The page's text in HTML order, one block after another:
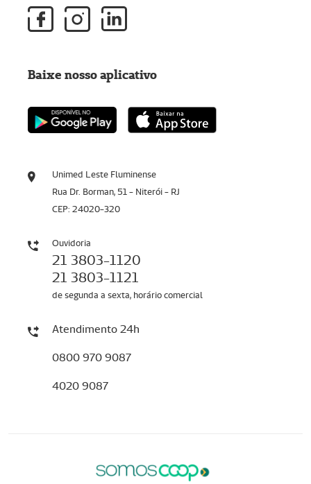
Unimed Leste Fluminense
Rua Dr. Borman, 51 - Niterói - RJ
CEP: 24020-320
Ouvidoria
21 3803-1120
21 3803-1121
de segunda a sexta, horário comercial
Atendimento 24h
0800 970 9087
4020 9087
Baixe nosso aplicativo